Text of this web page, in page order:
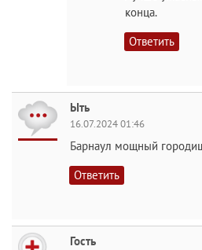
конца.
Ответить
Ыть
16.07.2024 01:46
Барнаул мощный
Ответить
Гость